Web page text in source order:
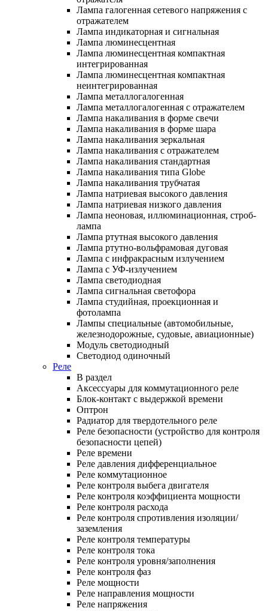
Лампа галогенная сетевого напряжения с
отражателем
Лампа индикаторная и сигнальная
Лампа люминесцентная
Лампа люминесцентная компактная
интегрированная
Лампа люминесцентная компактная
неинтегрированная
Лампа металлогалогенная
Лампа металлогалогенная с отражателем
Лампа накаливания в форме свечи
Лампа накаливания в форме шара
Лампа накаливания зеркальная
Лампа накаливания с отражателем
Лампа накаливания стандартная
Лампа накаливания типа Globe
Лампа накаливания трубчатая
Лампа натриевая высокого давления
Лампа натриевая низкого давления
Лампа неоновая, иллюминационная, строб-
лампа
Лампа ртутная высокого давления
Лампа ртутно-вольфрамовая дуговая
Лампа с инфракрасным излучением
Лампа с УФ-излучением
Лампа светодиодная
Лампа сигнальная светофора
Лампа студийная, проекционная и
фотолампа
Лампы специальные (автомобильные,
железнодорожные, судовые, авиационные)
Модуль светодиодный
Светодиод одиночный
Реле
В раздел
Аксессуары для коммутационного реле
Блок-контакт с выдержкой времени
Оптрон
Радиатор для твердотельного реле
Реле безопасности (устройство для контроля
безопасности цепей)
Реле времени
Реле давления дифференциальное
Реле коммутационное
Реле контроля выбега двигателя
Реле контроля коэффициента мощности
Реле контроля расхода
Реле контроля спротивления изоляции/
заземления
Реле контроля температуры
Реле контроля тока
Реле контроля уровня/заполнения
Реле контроля фаз
Реле мощности
Реле направления мощности
Реле напряжения